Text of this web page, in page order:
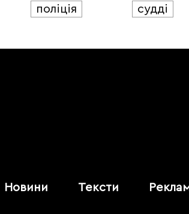
поліція
судді
Новини Тексти